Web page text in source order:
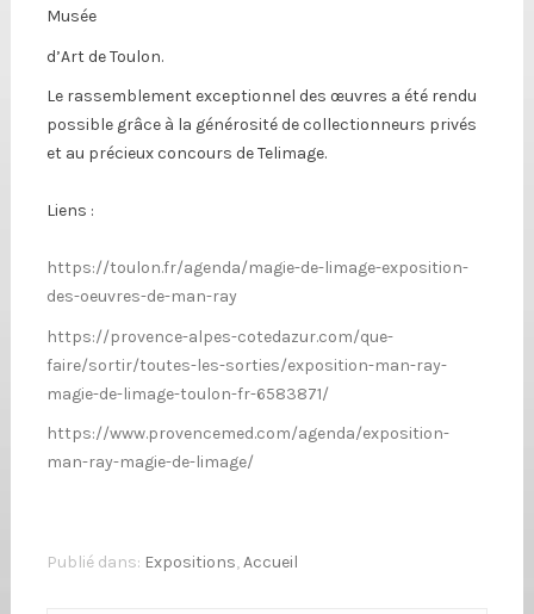
Musée
d’Art de Toulon.
Le rassemblement exceptionnel des œuvres a été rendu
possible grâce à la générosité de collectionneurs privés
et au précieux concours de Telimage.
Liens :
https://toulon.fr/agenda/magie-de-limage-exposition-
des-oeuvres-de-man-ray
https://provence-alpes-cotedazur.com/que-
faire/sortir/toutes-les-sorties/exposition-man-ray-
magie-de-limage-toulon-fr-6583871/
https://www.provencemed.com/agenda/exposition-
man-ray-magie-de-limage/
Publié dans: Expositions,Accueil